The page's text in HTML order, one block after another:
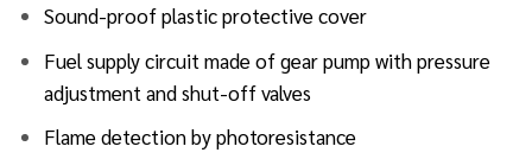
Sound-proof plastic protective cover
Fuel supply circuit made of gear pump with pressure
adjustment and shut-off valves
Flame detection by photoresistance